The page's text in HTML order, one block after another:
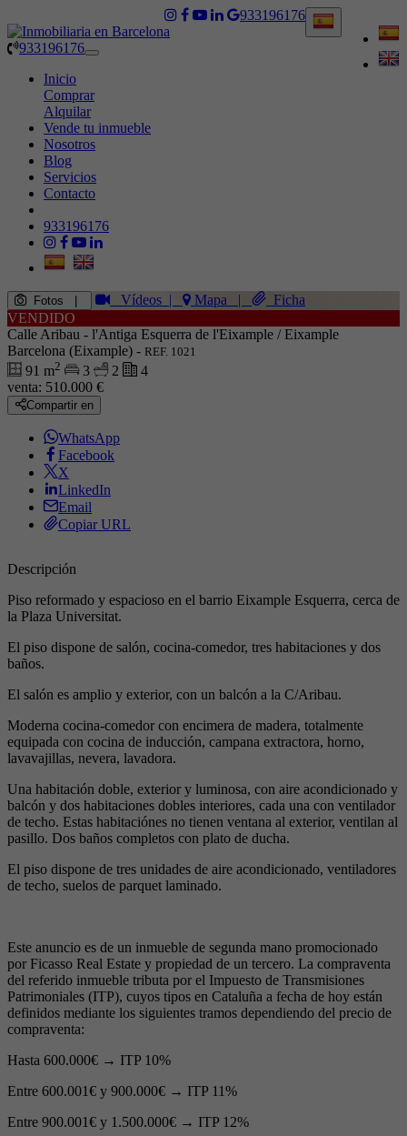
933196176
933196176
Toggle
Inicio
Comprar
Alquilar
Vende tu inmueble
Nosotros
Blog
Servicios
Contacto
933196176
Fotos Vídeos | Mapa |
Ficha
VENDIDO
Calle Aribau - l'Antiga Esquerra de l'Eixample / Eixample
Barcelona (Eixample) - REF. 1021
91 m2 3 2
4
venta: 510.000 €
Compartir en
WhatsApp
Facebook
X
LinkedIn
Email
Copiar URL
Descripción
Piso reformado y espacioso en el barrio Eixample Esquerra, cerca de
la Plaza Universitat.
El piso dispone de salón, cocina-comedor, tres habitaciones y dos
baños.
El salón es amplio y exterior, con un balcón a la C/Aribau.
Moderna cocina-comedor con encimera de madera, totalmente
equipada con cocina de inducción, campana extractora, horno,
lavavajillas, nevera, lavadora.
Una habitación doble, exterior y luminosa, con aire acondicionado y
balcón y dos habitaciones dobles interiores, cada una con ventilador
de techo. Estas habitaciónes no tienen ventana al exterior, ventilan al
pasillo. Dos baños completos con plato de ducha.
El piso dispone de tres unidades de aire acondicionado, ventiladores
de techo, suelos de parquet laminado.
Este anuncio es de un inmueble de segunda mano promocionado
por Ficasso Real Estate y propiedad de un tercero. La compraventa
del referido inmueble tributa por el Impuesto de Transmisiones
Patrimoniales (ITP), cuyos tipos en Cataluña a fecha de hoy están
definidos mediante los siguientes tramos dependiendo del precio de
compraventa:
Hasta 600.000€ → ITP 10%
Entre 600.001€ y 900.000€ → ITP 11%
Entre 900.001€ y 1.500.000€ → ITP 12%